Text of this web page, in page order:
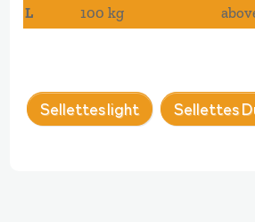
L
100 kg
Sellettes light Sellettes